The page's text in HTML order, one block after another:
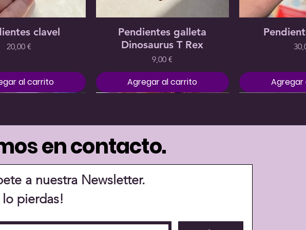
Precio
12,00 €
Precio
20,00 €
Precio
20,00 €
rápidaclavel
Precio
20,00 €
al carrito
Vista rápida
Pendientes galleta
Dinosaurus T Rex
Precio
9,00 €
Agregar al carrito
Vista
en contacto.
a nuestra Newsletter.
lo pierdas!